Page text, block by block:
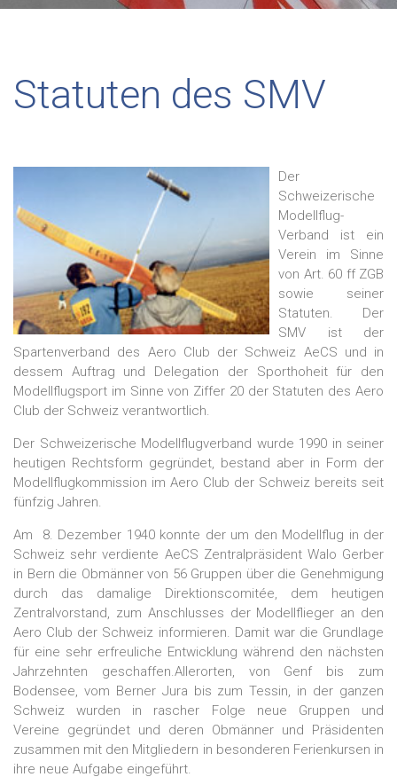
Statuten des SMV
Der
Schweizerische
Modellflug-
Verband ist ein
Verein im Sinne
von Art. 60 ff ZGB
sowie seiner
Statuten. Der
SMV ist der
Spartenverband des Aero Club der Schweiz AeCS und in
dessem Auftrag und Delegation der Sporthoheit für den
Modellflugsport im Sinne von Ziffer 20 der Statuten des Aero
Club der Schweiz verantwortlich.
Der Schweizerische Modellflugverband wurde 1990 in seiner
heutigen Rechtsform gegründet, bestand aber in Form der
Modellflugkommission im Aero Club der Schweiz bereits seit
fünfzig Jahren.
Am 8. Dezember 1940 konnte der um den Modellflug in der
Schweiz sehr verdiente AeCS Zentralpräsident Walo Gerber
in Bern die Obmänner von 56 Gruppen über die Genehmigung
durch das damalige Direktionscomitée, dem heutigen
Zentralvorstand, zum Anschlusses der Modellflieger an den
Aero Club der Schweiz informieren. Damit war die Grundlage
für eine sehr erfreuliche Entwicklung während den nächsten
Jahrzehnten geschaffen.Allerorten, von Genf bis zum
Bodensee, vom Berner Jura bis zum Tessin, in der ganzen
Schweiz wurden in rascher Folge neue Gruppen und
Vereine gegründet und deren Obmänner und Präsidenten
zusammen mit den Mitgliedern in besonderen Ferienkursen in
ihre neue Aufgabe eingeführt.